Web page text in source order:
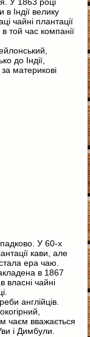
У 1863 році
в Індії велику
чайні плантації
час компанії
до Індії,
материкові
У 60-х
кави, але
ера чаю.
в 1867
власні чайні
англійців.
чаєм вважається
і Димбули.